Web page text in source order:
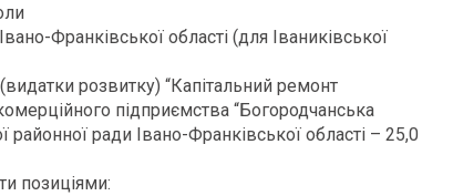
Франківської області (для Іваниківської
розвитку) “Капітальний ремонт
підприємства “Богородчанська
ради Івано-Франківської області – 25,0
позиціями: